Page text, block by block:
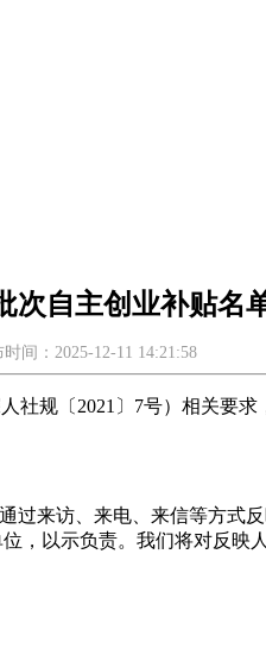
次自主创业补贴名
时间：2025-12-11 14:21:58
规〔2021〕7号）相关要
过来访、来电、来信等方式
以示负责。我们将对反映